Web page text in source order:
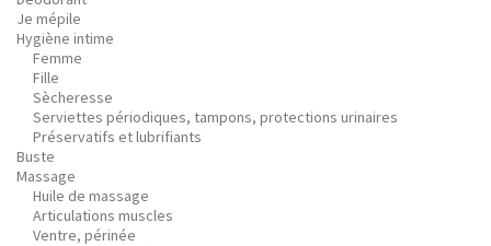
Je mépile
Hygiène intime
Femme
Fille
Sècheresse
Serviettes périodiques, tampons, protections urinaires
Préservatifs et lubrifiants
Buste
Massage
Huile de massage
Articulations muscles
Ventre, périnée